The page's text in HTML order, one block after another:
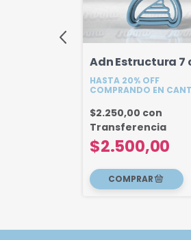
Adn Estructura 7
HASTA 20% OFF
COMPRANDO EN
$2.500,00
$2.250,00 con
Transferencia